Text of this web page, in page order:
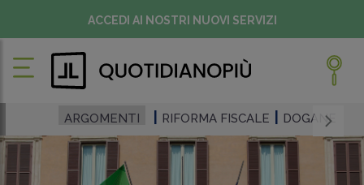
ACCEDI AI NOSTRI NUOVI SERVIZI
ARGOMENTI RIFORMA FISCALE DOGANE